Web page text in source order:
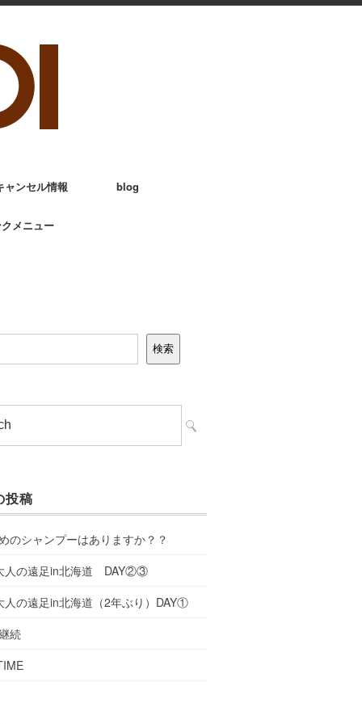
ャンセル情報 blog
クメニュー
検索
投稿
のシャンプーはありますか？？
人の遠足in北海道 DAY②③
人の遠足in北海道（2年ぶり）DAY①
続